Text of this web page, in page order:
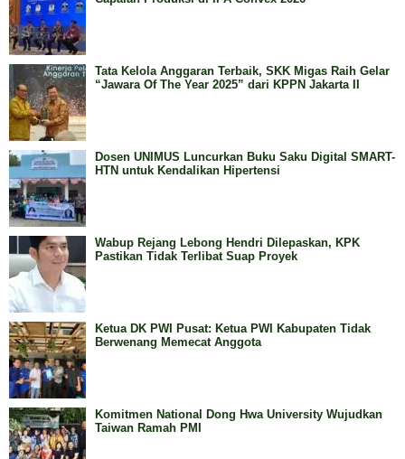
Tata Kelola Anggaran Terbaik, SKK Migas Raih Gelar
“Jawara Of The Year 2025” dari KPPN Jakarta II
Dosen UNIMUS Luncurkan Buku Saku Digital SMART-
HTN untuk Kendalikan Hipertensi
Wabup Rejang Lebong Hendri Dilepaskan, KPK
Pastikan Tidak Terlibat Suap Proyek
Ketua DK PWI Pusat: Ketua PWI Kabupaten Tidak
Berwenang Memecat Anggota
Komitmen National Dong Hwa University Wujudkan
Taiwan Ramah PMI